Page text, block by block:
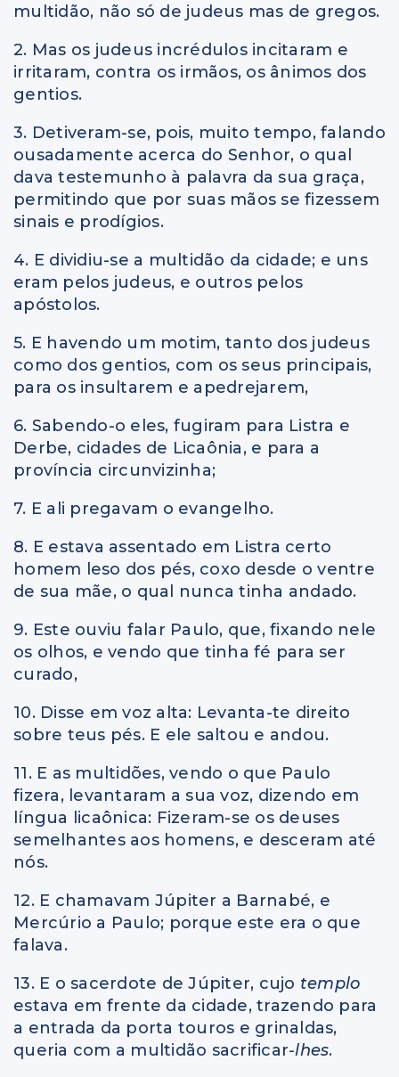
multidão, não só de judeus mas de gregos.
2. Mas os judeus incrédulos incitaram e
irritaram, contra os irmãos, os ânimos dos
gentios.
3. Detiveram-se, pois, muito tempo, falando
ousadamente acerca do Senhor, o qual
dava testemunho à palavra da sua graça,
permitindo que por suas mãos se fizessem
sinais e prodígios.
4. E dividiu-se a multidão da cidade; e uns
eram pelos judeus, e outros pelos
apóstolos.
5. E havendo um motim, tanto dos judeus
como dos gentios, com os seus principais,
para os insultarem e apedrejarem,
6. Sabendo-o eles, fugiram para Listra e
Derbe, cidades de Licaônia, e para a
província circunvizinha;
7. E ali pregavam o evangelho.
8. E estava assentado em Listra certo
homem leso dos pés, coxo desde o ventre
de sua mãe, o qual nunca tinha andado.
9. Este ouviu falar Paulo, que, fixando nele
os olhos, e vendo que tinha fé para ser
curado,
10. Disse em voz alta: Levanta-te direito
sobre teus pés. E ele saltou e andou.
11. E as multidões, vendo o que Paulo
fizera, levantaram a sua voz, dizendo em
língua licaônica: Fizeram-se os deuses
semelhantes aos homens, e desceram até
nós.
12. E chamavam Júpiter a Barnabé, e
Mercúrio a Paulo; porque este era o que
falava.
13. E o sacerdote de Júpiter, cujo templo
estava em frente da cidade, trazendo para
a entrada da porta touros e grinaldas,
queria com a multidão sacrificar-lhes.